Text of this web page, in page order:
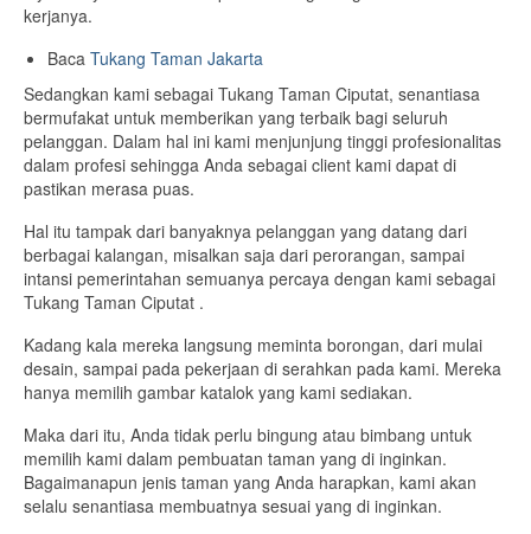
kerjanya.
Baca Tukang Taman Jakarta
Sedangkan kami sebagai Tukang Taman Ciputat, senantiasa
bermufakat untuk memberikan yang terbaik bagi seluruh
pelanggan. Dalam hal ini kami menjunjung tinggi profesionalitas
dalam profesi sehingga Anda sebagai client kami dapat di
pastikan merasa puas.
Hal itu tampak dari banyaknya pelanggan yang datang dari
berbagai kalangan, misalkan saja dari perorangan, sampai
intansi pemerintahan semuanya percaya dengan kami sebagai
Tukang Taman Ciputat .
Kadang kala mereka langsung meminta borongan, dari mulai
desain, sampai pada pekerjaan di serahkan pada kami. Mereka
hanya memilih gambar katalok yang kami sediakan.
Maka dari itu, Anda tidak perlu bingung atau bimbang untuk
memilih kami dalam pembuatan taman yang di inginkan.
Bagaimanapun jenis taman yang Anda harapkan, kami akan
selalu senantiasa membuatnya sesuai yang di inginkan.